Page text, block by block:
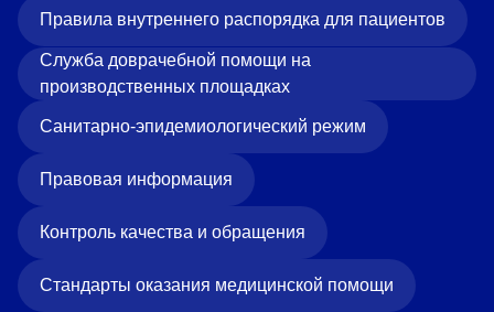
Правила внутреннего распорядка для пациентов
Служба доврачебной помощи на
производственных площадках
Санитарно-эпидемиологический режим
Правовая информация
Контроль качества и обращения
Стандарты оказания медицинской помощи